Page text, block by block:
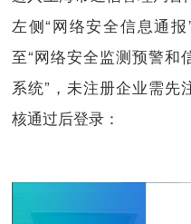
左侧“网络安全信息通
至“网络安全监测预警和
系统”，未注册企业需先
核通过后登录：